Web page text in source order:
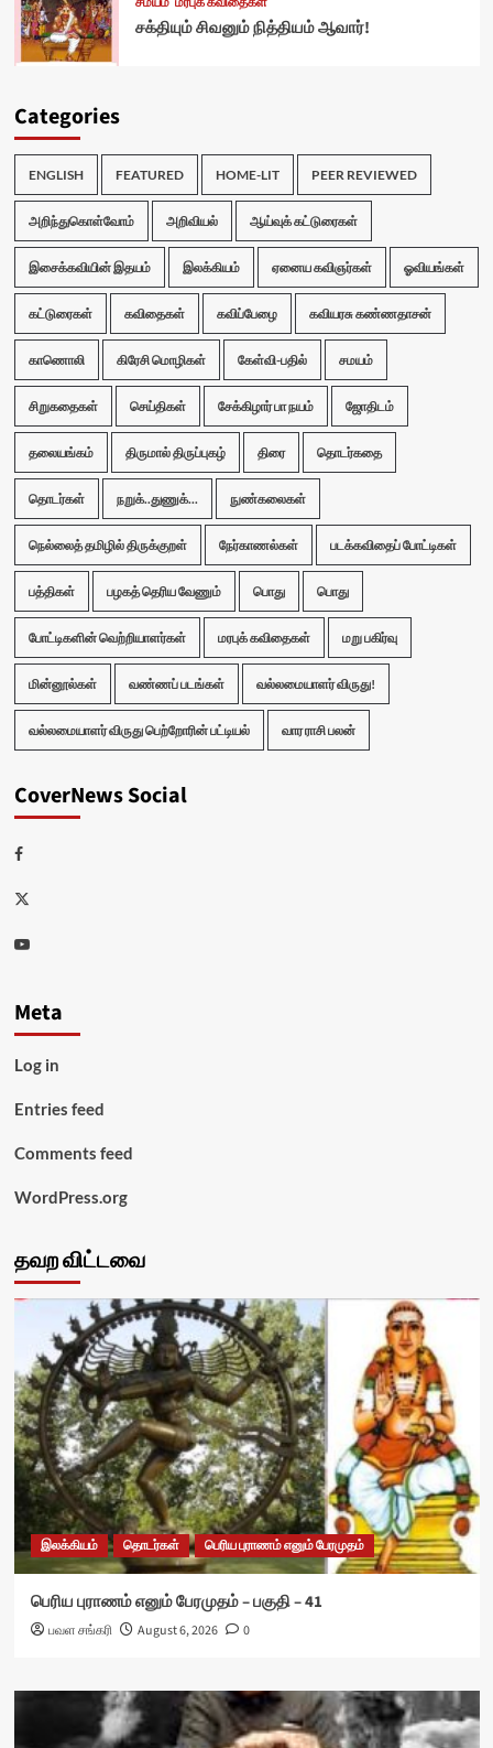
சக்தியும் சிவனும் நித்தியம் ஆவார்!
Categories
ENGLISH FEATURED HOME-LIT PEER REVIEWED
அறிந்துகொள்வோம் அறிவியல் ஆய்வுக் கட்டுரைகள்
இசைக்கவியின் இதயம் இலக்கியம் ஏனைய கவிஞர்கள் ஓவியங்கள்
கட்டுரைகள் கவிதைகள் கவிப்பேழை கவியரசு கண்ணதாசன்
காணொலி கிரேசி மொழிகள் கேள்வி-பதில் சமயம்
சிறுகதைகள் செய்திகள் சேக்கிழார் பா நயம் ஜோதிடம்
தலையங்கம் திருமால் திருப்புகழ் திரை தொடர்கதை
தொடர்கள் நறுக்..துணுக்... நுண்கலைகள்
நெல்லைத் தமிழில் திருக்குறள் நேர்காணல்கள் படக்கவிதைப் போட்டிகள்
பத்திகள் பழகத் தெரிய வேணும் பொது பொது
போட்டிகளின் வெற்றியாளர்கள் மரபுக் கவிதைகள் மறு பகிர்வு
மின்னூல்கள் வண்ணப் படங்கள் வல்லமையாளர் விருது!
வல்லமையாளர் விருது பெற்றோரின் பட்டியல் வார ராசி பலன்
CoverNews Social
Facebook
Twitter
Youtube
Meta
Log in
Entries feed
Comments feed
WordPress.org
தவற விட்டவை
இலக்கியம் தொடர்கள் பெரிய புராணம் எனும் பேரமுதம்
பெரிய புராணம் எனும் பேரமுதம் – பகுதி – 41
பவள சங்கரி August 6, 2026 0